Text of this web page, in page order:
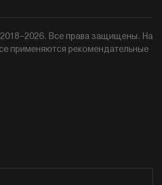
Все права защищены. На
применяются рекомендательные